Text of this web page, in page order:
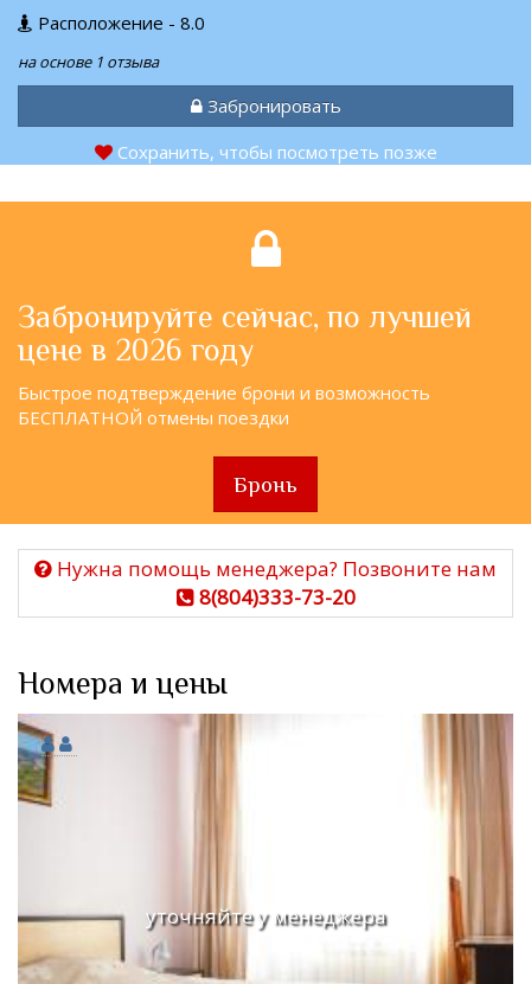
Расположение - 8.0
на основе 1 отзыва
Забронировать
Сохранить, чтобы посмотреть позже
Забронируйте сейчас, по лучшей
цене в 2026 году
Быстрое подтверждение брони и возможность
БЕСПЛАТНОЙ отмены поездки
Бронь
Нужна помощь менеджера? Позвоните нам
8(804)333-73-20
Номера и цены
уточняйте у менеджера